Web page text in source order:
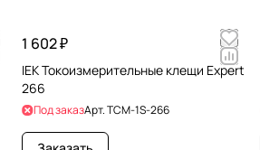
1 602 ₽
IEK Токоизмерительные клещи Expert
266
Под заказАрт.TCM-1S-266